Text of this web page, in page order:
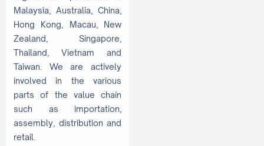
Malaysia, Australia, China,
Hong Kong, Macau, New
Zealand, Singapore,
Thailand, Vietnam and
Taiwan. We are actively
involved in the various
parts of the value chain
such as importation,
assembly, distribution and
retail.